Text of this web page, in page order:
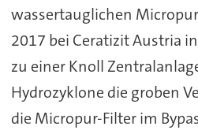
wassertauglichen
2017 bei Ceratizit Austria
zu einer Knoll
Hydrozyklone die groben
die Micropur-Filter im